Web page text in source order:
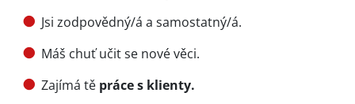
Jsi zodpovědný/á a samostatný/á.
Máš chuť učit se nové věci.
Zajímá tě práce s klienty.